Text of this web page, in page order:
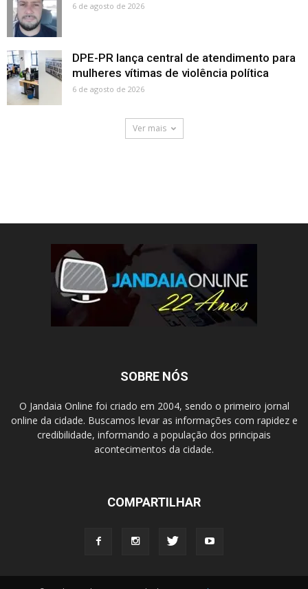
6 de agosto de 2026
DPE-PR lança central de atendimento para
mulheres vítimas de violência política
6 de agosto de 2026
Ver mais
SOBRE NÓS
O Jandaia Online foi criado em 2004, sendo o primeiro jornal
online da cidade. Buscamos levar as informações com rapidez e
credibilidade, informando a população dos principais
acontecimentos da cidade.
COMPARTILHAR